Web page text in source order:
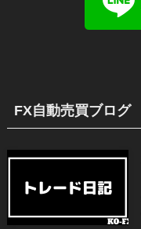
FX自動売買ブログ